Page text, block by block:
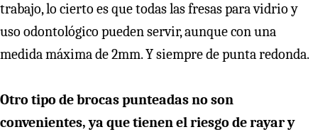
trabajo, lo cierto es que todas las fresas para vidrio y
uso odontológico pueden servir, aunque con una
medida máxima de 2mm. Y siempre de punta redonda.
Otro tipo de brocas punteadas no son
convenientes, ya que tienen el riesgo de rayar y